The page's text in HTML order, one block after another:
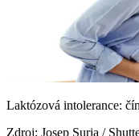
Laktózová intolerance:
Zdroj: Josep Suria /